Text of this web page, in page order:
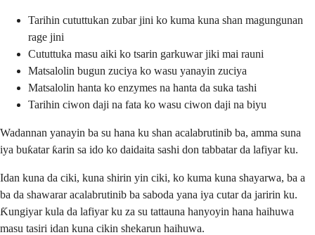
Tarihin cututtukan zubar jini ko kuma kuna shan magungunan
rage jini
Cututtuka masu aiki ko tsarin garkuwar jiki mai rauni
Matsalolin bugun zuciya ko wasu yanayin zuciya
Matsalolin hanta ko enzymes na hanta da suka tashi
Tarihin ciwon daji na fata ko wasu ciwon daji na biyu
Wadannan yanayin ba su hana ku shan acalabrutinib ba, amma suna
iya buƙatar ƙarin sa ido ko daidaita sashi don tabbatar da lafiyar ku.
Idan kuna da ciki, kuna shirin yin ciki, ko kuma kuna shayarwa, ba a
ba da shawarar acalabrutinib ba saboda yana iya cutar da jaririn ku.
Ƙungiyar kula da lafiyar ku za su tattauna hanyoyin hana haihuwa
masu tasiri idan kuna cikin shekarun haihuwa.